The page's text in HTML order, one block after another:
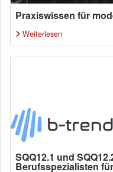
Praxiswissen für
Weiterlesen
SQQ12.1 und
Berufsspezialisten